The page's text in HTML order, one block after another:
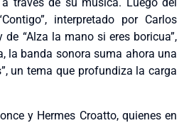
interpretado por Carlos
de “Alza la mano si eres boricua”,
la banda sonora suma ahora una
un tema que profundiza la carga
y Hermes Croatto, quienes en